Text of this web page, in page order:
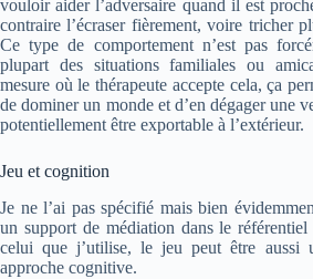
vouloir aider l’adversaire quand il est
contraire l’écraser fièrement, voire tricher
Ce type de comportement n’est pas
plupart des situations familiales ou
mesure où le thérapeute accepte cela, ça
de dominer un monde et d’en dégager une
potentiellement être exportable à l’extérieur.
Jeu et cognition
Je ne l’ai pas spécifié mais bien
un support de médiation dans le
celui que j’utilise, le jeu peut être aussi
approche cognitive.